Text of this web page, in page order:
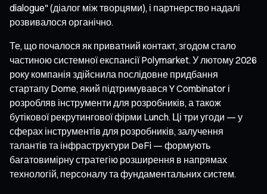
dialogue" (діалог між творцями), і партнерство надалі
розвивалося органічно.
Те, що почалося як приватний контакт, згодом стало
частиною системної експансії Polymarket. У лютому 2026
року компанія здійснила послідовне придбання
стартапу Dome, який підтримувався Y Combinator і
розробляв інструменти для розробників, а також
бутікової рекрутингової фірми Lunch. Ці три угоди — у
сферах інструментів для розробників, залучення
талантів та інфраструктури DeFi — формують
багатовимірну стратегію розширення в напрямах
технологій, персоналу та фундаментальних систем.